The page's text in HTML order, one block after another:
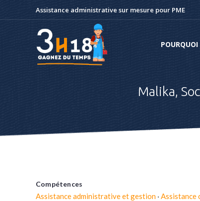
Assistance administrative sur mesure pour PME
Malika,
Compétences
Assistance administrative et gestion · Assistance
POURQUOI